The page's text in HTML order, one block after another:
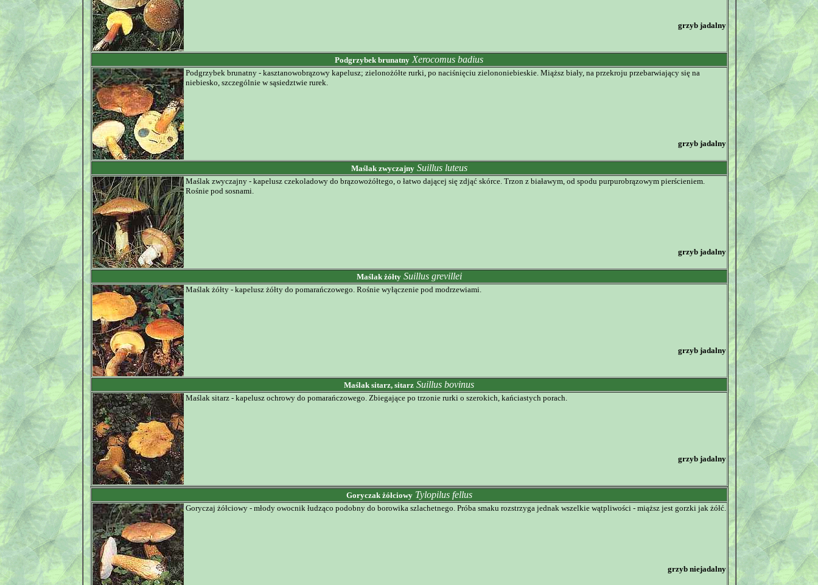
grzyb jadalny
Podgrzybek brunatny Xerocomus badius
Podgrzybek brunatny - kasztanowobrązowy kapelusz; zielonożółte rurki, po naciśnięciu zielononiebieskie. Miąższ biały, na przekroju przebarwiający się na
niebiesko, szczególnie w sąsiedztwie rurek.
grzyb jadalny
Maślak zwyczajnySuillus luteus
Maślak zwyczajny - kapelusz czekoladowy do brązowożółtego, o łatwo dającej się zdjąć skórce. Trzon z białawym, od spodu purpurobrązowym pierścieniem.
Rośnie pod sosnami.
grzyb jadalny
Maślak żółtySuillus grevillei
Maślak żółty - kapelusz żółty do pomarańczowego. Rośnie wyłączenie pod modrzewiami.
grzyb jadalny
Maślak sitarz, sitarz Suillus bovinus
Maślak sitarz - kapelusz ochrowy do pomarańczowego. Zbiegające po trzonie rurki o szerokich, kańciastych porach.
grzyb jadalny
Goryczak żółciowyTylopilus fellus
Goryczaj żółciowy - młody owocnik łudząco podobny do borowika szlachetnego. Próba smaku rozstrzyga jednak wszelkie wątpliwości - miąższ jest gorzki jak żółć.
grzyb niejadalny